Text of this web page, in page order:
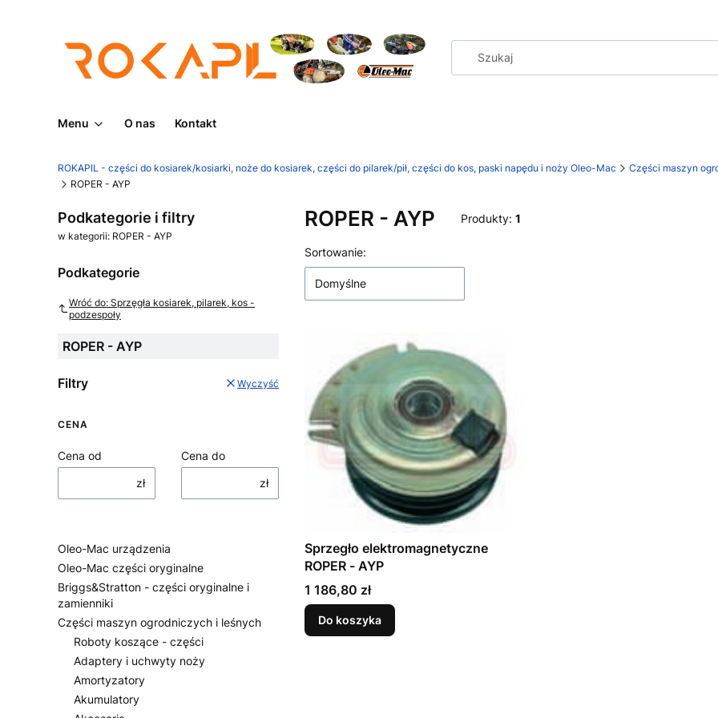
Menu O nas Kontakt
ROKAPIL - części do kosiarek/kosiarki, noże do kosiarek, części do pilarek/pił, części do kos, paski napędu i noży Oleo-Mac Części maszyn
ROPER - AYP
Podkategorie i filtry
w kategorii: ROPER - AYP
Podkategorie
Wróć do: Sprzęgła kosiarek, pilarek, kos -
podzespoły
ROPER - AYP
Filtry Wyczyść
CENA
Cena od
zł
Cena do
zł
Oleo-Mac urządzenia
Oleo-Mac części oryginalne
Briggs&Stratton - części oryginalne i
zamienniki
Części maszyn ogrodniczych i leśnych
Roboty koszące - części
Adaptery i uchwyty noży
Amortyzatory
Akumulatory
ROPER - AYP Produkty: 1
Lista produktów
Sortowanie:
Domyślne
Sprzegło elektromagnetyczne
ROPER - AYP
Cena
1 186,80 zł
Do koszyka